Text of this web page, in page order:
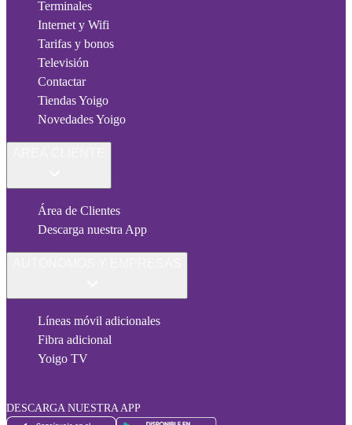
Terminales
Internet y Wifi
Tarifas y bonos
Televisión
Contactar
Tiendas Yoigo
Novedades Yoigo
Área de Clientes
Descarga nuestra App
Líneas móvil adicionales
Fibra adicional
Yoigo TV
DESCARGA NUESTRA APP